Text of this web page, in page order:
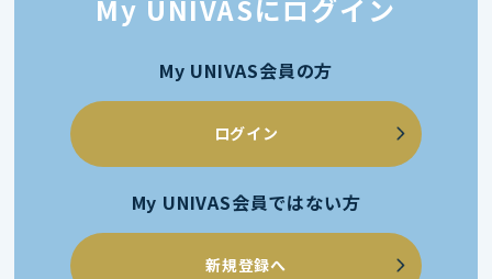
My UNIVASにログイン
My UNIVAS会員の方
ログイン
My UNIVAS会員ではない方
新規登録へ